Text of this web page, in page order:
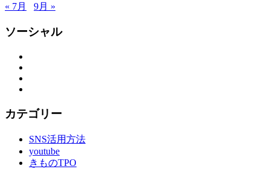
« 7月
9月 »
ソーシャル
カテゴリー
SNS活用方法
youtube
きものTPO